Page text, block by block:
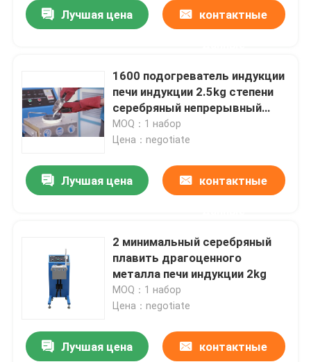
Лучшая цена контактные
1600 подогреватель индукции
печи индукции 2.5kg степени
серебряный непрерывный
15kw
MOQ：1 набор
Цена：negotiate
Лучшая цена контактные
2 минимальный серебряный
плавить драгоценного
металла печи индукции 2kg
MOQ：1 набор
Цена：negotiate
Лучшая цена контактные